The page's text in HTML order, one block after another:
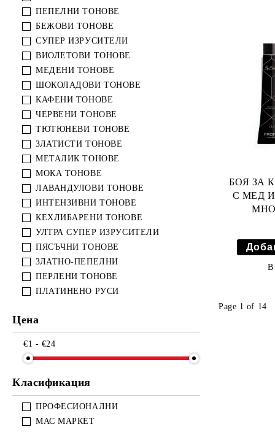
ДУШ ГЕЛОВЕ
ГРИЖА ЗА КРАКА
ХИГИЕНА
ПЕПЕЛНИ ТОНОВЕ
БЕЖОВИ ТОНОВЕ
СУПЕР ИЗРУСИТЕЛИ
ВИОЛЕТОВИ ТОНОВЕ
МЕДЕНИ ТОНОВЕ
ШОКОЛАДОВИ ТОНОВЕ
КАФЕНИ ТОНОВЕ
ЧЕРВЕНИ ТОНОВЕ
ТЮТЮНЕВИ ТОНОВЕ
ЗЛАТИСТИ ТОНОВЕ
МЕТАЛИК ТОНОВЕ
МОКА ТОНОВЕ
ЛАВАНДУЛОВИ ТОНОВЕ
ИНТЕНЗИВНИ ТОНОВЕ
КЕХЛИБАРЕНИ ТОНОВЕ
УЛТРА СУПЕР ИЗРУСИТЕЛИ
ПЯСЪЧНИ ТОНОВЕ
ЗЛАТНО-ПЕПЕЛНИ
ПЕРЛЕНИ ТОНОВЕ
ПЛАТИНЕНО РУСИ
Цена
€1 - €24
Класификация
ПРОФЕСИОНАЛНИ
МАС МАРКЕТ
БОЯ ЗА
С МЕД
В
Page 1 of 14